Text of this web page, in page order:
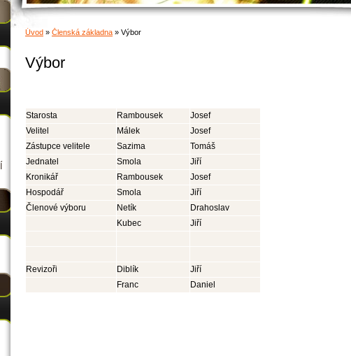
Úvod » Členská základna » Výbor
Výbor
Starosta Rambousek
Josef
Velitel
Málek
Josef
Zástupce velitele
Sazima
Tomáš
Jednatel
Smola
Jiří
Kronikář
Rambousek
Josef
Hospodář
Smola
Jiří
Členové výboru
Netík
Drahoslav
Kubec
Jiří
Revizoři Diblík
Jiří
Franc
Daniel